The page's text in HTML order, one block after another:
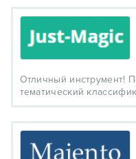
Отличный инструмент!
тематический